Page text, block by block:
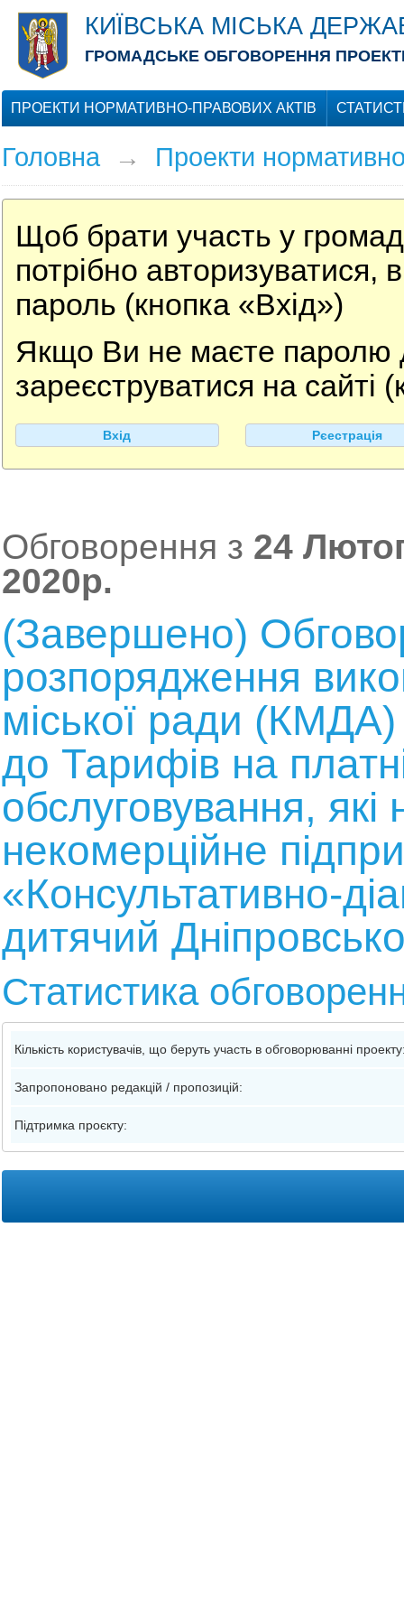
КИЇВСЬКА МІСЬКА
ГРОМАДСЬКЕ ОБГОВОРЕННЯ
ПРОЕКТИ НОРМАТИВНО-ПРАВОВИХ АКТІВ
Головна→ Проекти
Щоб брати участь у
потрібно авторизуватися,
пароль (кнопка «Вхід»)
Якщо Ви не маєте паролю
зареєструватися на сайті
Вхід Рєестрація
Обговорення з 24
2020р.
(Завершено)
розпорядження
міської ради
до Тарифів на
обслуговування,
некомерційне
«Консультативно-
дитячий
Статистика
Кількість користувачів, що беруть участь в обговорюванні
Запропоновано редакцій / пропозицій:
Підтримка проєкту: